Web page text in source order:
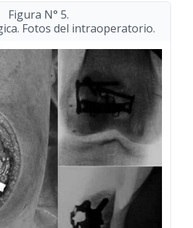
Figura N° 5.
Fotos del intraoperatorio.